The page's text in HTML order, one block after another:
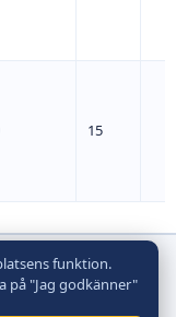
15
© bordshockeyförbund
2010 - 2026
funktion.
på "Jag godkänner"